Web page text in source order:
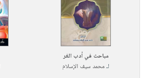
مباحث في أدب الغر
لـمحمد سيف الإسلام